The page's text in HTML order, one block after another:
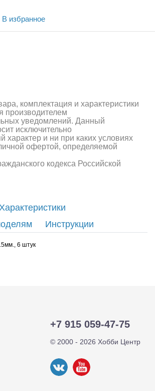
приборы,расходники
для моделей
В избранное
комплектация и характеристики
производителем
уведомлений. Данный
исключительно
и ни при каких условиях
офертой, определяемой
кодекса Российской
Характеристики
Инструкции
6 штук
+7 915 059-47-75
© 2000 - 2026 Хобби Центр